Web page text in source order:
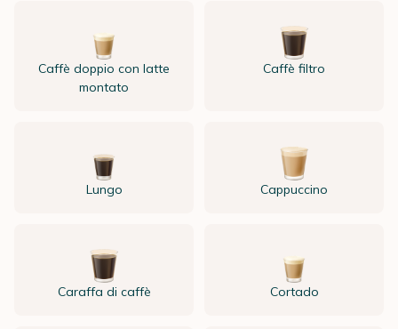
Caffè doppio con latte
montato
Caffè filtro
Lungo Cappuccino
Caraffa di caffè Cortado